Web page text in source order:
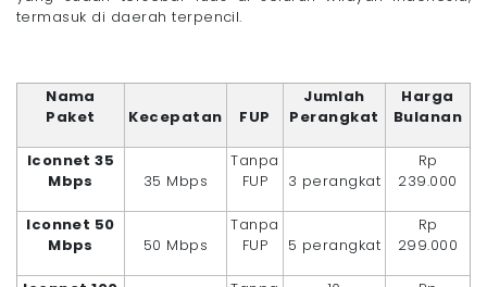
termasuk di daerah terpencil.
Nama
Paket
Kecepatan FUP
Jumlah
Perangkat
Harga
Bulanan
Iconnet 35
Mbps
35 Mbps
Tanpa
FUP
3 perangkat
Rp
239.000
Iconnet 50
Mbps
50 Mbps
Tanpa
FUP
5 perangkat
Rp
299.000